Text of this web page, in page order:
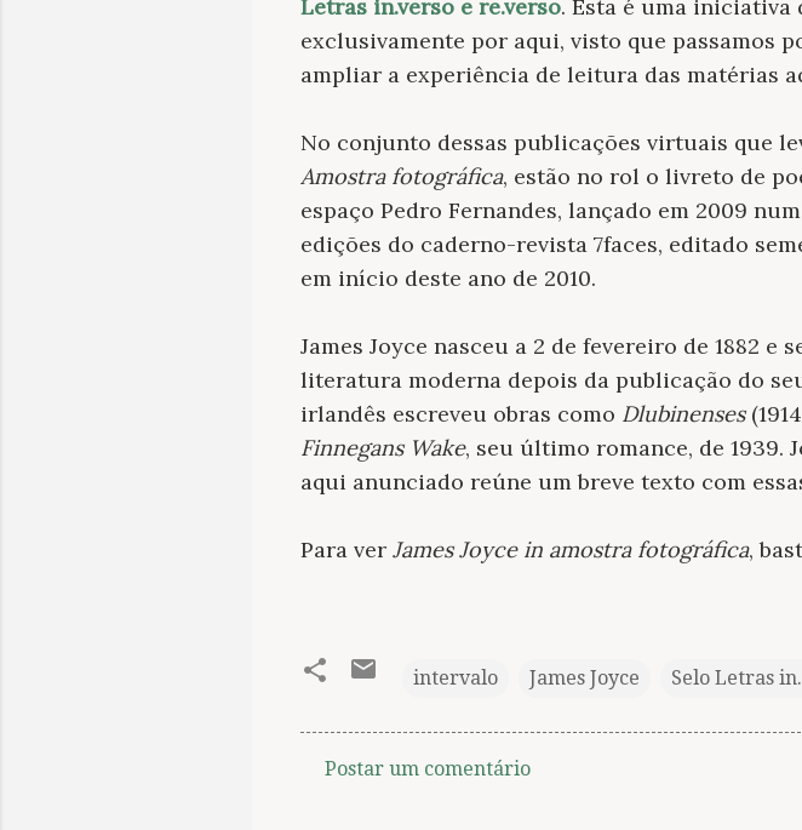
Letras in.verso e re.verso. Esta é uma iniciativa
exclusivamente por aqui, visto que passamos
ampliar a experiência de leitura das matérias
No conjunto dessas publicações virtuais que
Amostra fotográfica, estão no rol o livreto de
espaço Pedro Fernandes, lançado em 2009
edições do caderno-revista 7faces, editado
em início deste ano de 2010.
James Joyce nasceu a 2 de fevereiro de 1882
literatura moderna depois da publicação do
irlandês escreveu obras como Dlubinenses
Finnegans Wake, seu último romance, de 1939.
aqui anunciado reúne um breve texto com
Para ver James Joyce in amostra fotográfica,
intervalo James Joyce Selo Letras
Postar um comentário